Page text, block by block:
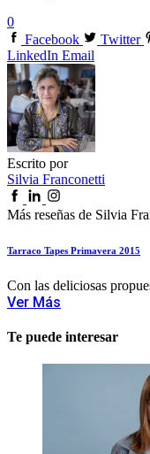
0
Facebook
Twitter
LinkedIn Email
Escrito por
Silvia Franconetti
Más reseñas de Silvia
Tarraco Tapes Primavera 2015
Con las deliciosas
Ver Más
Te puede interesar